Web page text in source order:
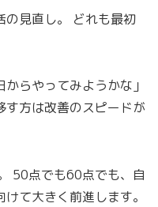
の見直し。 どれも最初
らやってみようかな」
す方は改善のスピードが
50点でも60点でも、自
て大きく前進します。